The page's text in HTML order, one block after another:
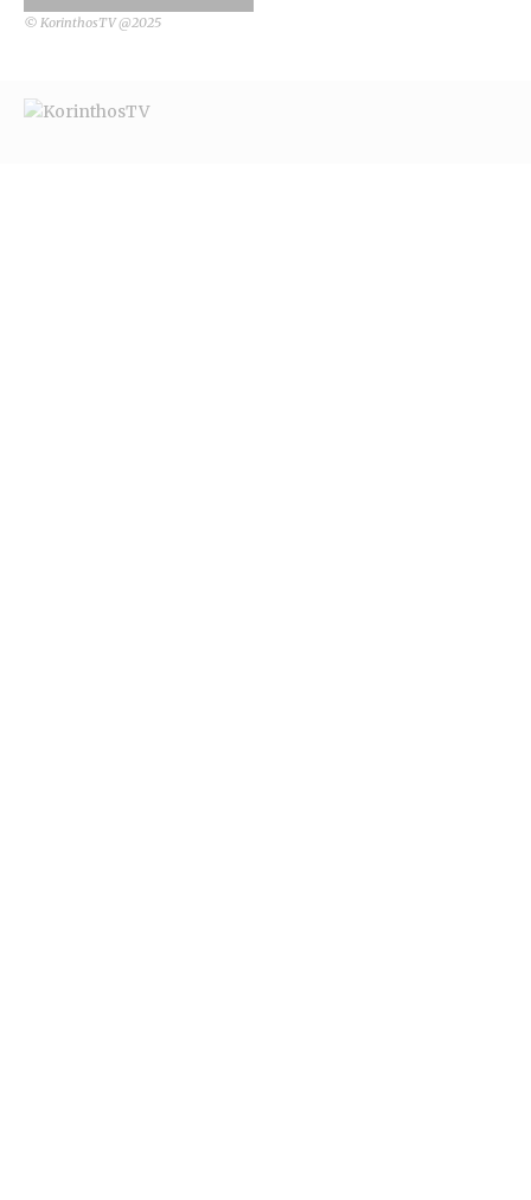
© KorinthosTV @2025